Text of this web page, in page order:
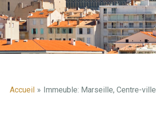
Accueil Immeuble: Marseille, Centre-ville
Navigation